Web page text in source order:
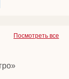
Посмотреть все